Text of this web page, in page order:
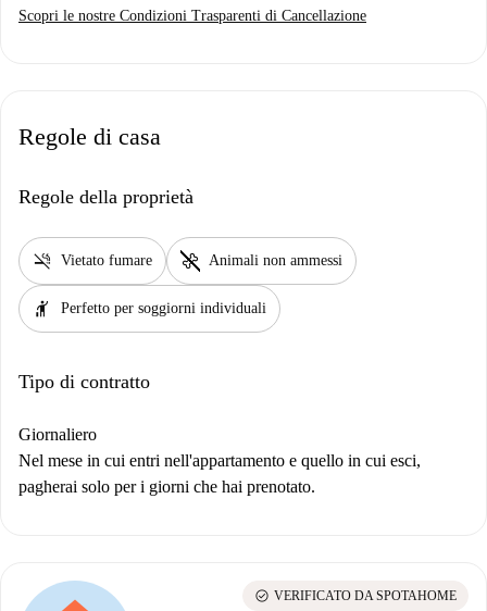
Scopri le nostre Condizioni Trasparenti di Cancellazione
Regole di casa
Regole della proprietà
smoke_free Vietato fumare pet_supplies Animali non ammessi
hail Perfetto per soggiorni individuali
Tipo di contratto
Giornaliero
Nel mese in cui entri nell'appartamento e quello in cui esci,
pagherai solo per i giorni che hai prenotato.
check_circle VERIFICATO DA SPOTAHOME